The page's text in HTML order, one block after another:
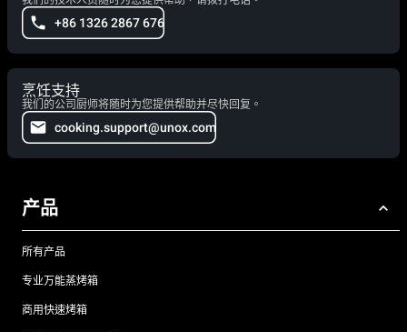
+86 1326 2867 676
烹饪支持
我们的公司厨师将随时为您提供帮助并尽快回复。
cooking.support@unox.com
产品
所有产品
专业万能蒸烤箱
商用快速烤箱